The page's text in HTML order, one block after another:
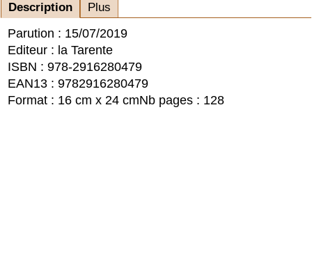
Description Plus
Parution : 15/07/2019
Editeur : la Tarente
ISBN : 978-2916280479
EAN13 : 9782916280479
Format : 16 cm x 24 cmNb pages : 128